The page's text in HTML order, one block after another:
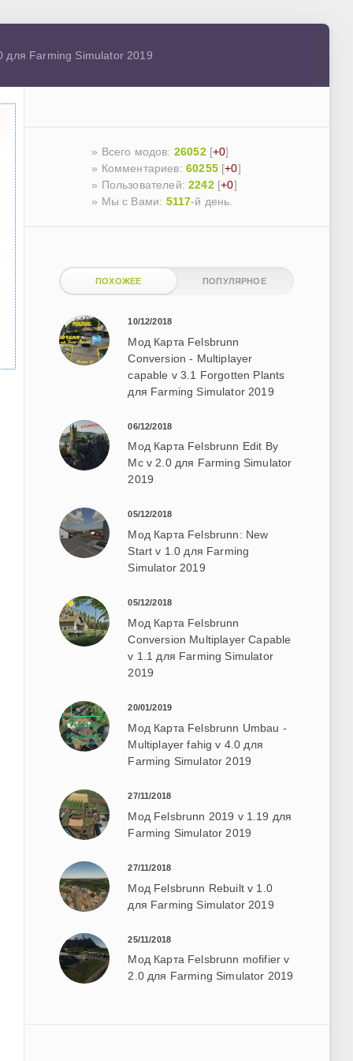
для Farming Simulator 2019
» Всего модов: 26052[+0]
» Комментариев: 60255[+0]
» Пользователей:2242[+0]
» Мы с Вами: 5117-й день.
ПОХОЖЕЕ ПОПУЛЯРНОЕ
10/12/2018
Мод Карта Felsbrunn
Conversion - Multiplayer
capable v 3.1 Forgotten Plants
для Farming Simulator 2019
06/12/2018
Мод Карта Felsbrunn Edit By
Mc v 2.0 для Farming Simulator
2019
05/12/2018
Мод Карта Felsbrunn: New
Start v 1.0 для Farming
Simulator 2019
05/12/2018
Мод Карта Felsbrunn
Conversion Multiplayer Capable
v 1.1 для Farming Simulator
2019
20/01/2019
Мод Карта Felsbrunn Umbau -
Multiplayer fahig v 4.0 для
Farming Simulator 2019
27/11/2018
Мод Felsbrunn 2019 v 1.19 для
Farming Simulator 2019
27/11/2018
Мод Felsbrunn Rebuilt v 1.0
для Farming Simulator 2019
25/11/2018
Мод Карта Felsbrunn mofifier v
2.0 для Farming Simulator 2019